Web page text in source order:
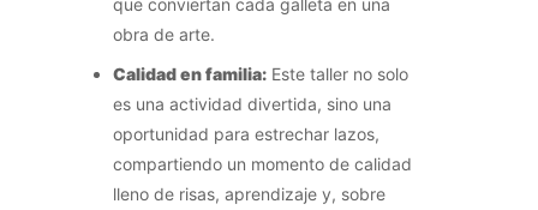
obra de arte.
Calidad en familia: Este taller no solo
es una actividad divertida, sino una
oportunidad para estrechar lazos,
compartiendo un momento de calidad
lleno de risas, aprendizaje y, sobre